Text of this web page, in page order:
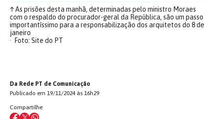
↑As prisões desta manhã, determinadas pelo ministro Moraes
com o respaldo do procurador-geral da República, são um passo
importantíssimo para a responsabilização dos arquitetos do 8 de
janeiro
Foto: Site do PT
Da Rede PT de Comunicação
Publicado em 19/11/2024 às 16h29
Compartilhe